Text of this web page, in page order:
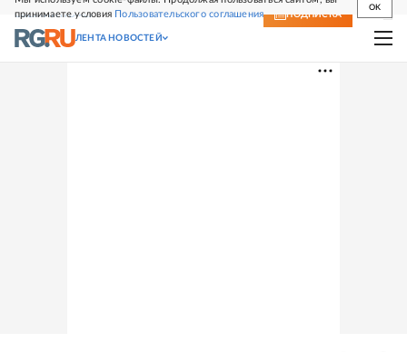
принимаете условия Пользовательского соглашения
OK
СВЕЖИЙ НОМЕР ПОДПИСКА
ЛЕНТА НОВОСТЕЙ